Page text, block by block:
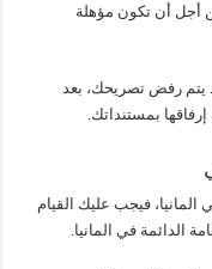
أجل أن تكون مؤهلة
يتم رفض تصريحك، بعد
بمستنداتك.
فيجب عليك القيام
الدائمة في المانيا.